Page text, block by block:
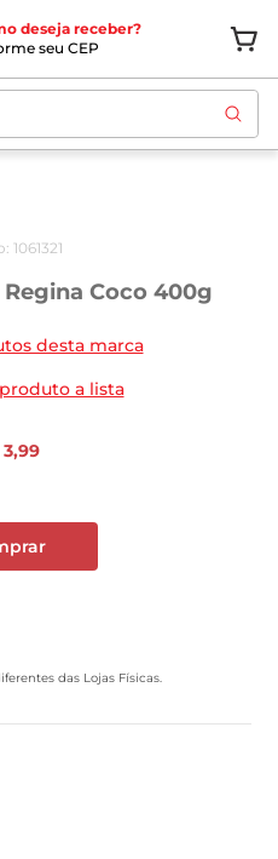
deseja receber?
seu CEP
: 1061321
Coco 400g
desta marca
a lista
3,99
das Lojas Físicas.